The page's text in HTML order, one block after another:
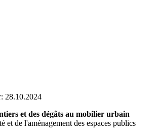
28.10.2024
et des dégâts au mobilier urbain
et de l'aménagement des espaces publics